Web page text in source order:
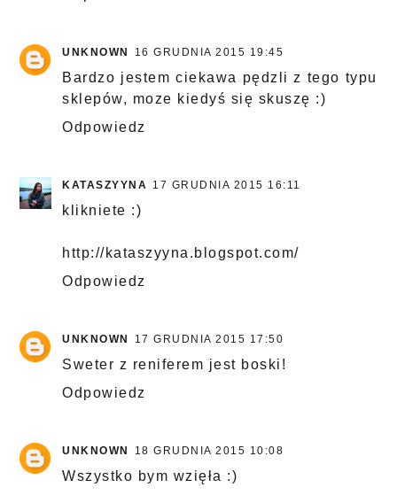
UNKNOWN 16 GRUDNIA 2015 19:45
Bardzo jestem ciekawa pędzli z tego typu
sklepów, moze kiedyś się skuszę :)
Odpowiedz
KATASZYYNA 17 GRUDNIA 2015 16:11
klikniete :)
http://kataszyyna.blogspot.com/
Odpowiedz
UNKNOWN 17 GRUDNIA 2015 17:50
Sweter z reniferem jest boski!
Odpowiedz
UNKNOWN 18 GRUDNIA 2015 10:08
Wszystko bym wzięła :)